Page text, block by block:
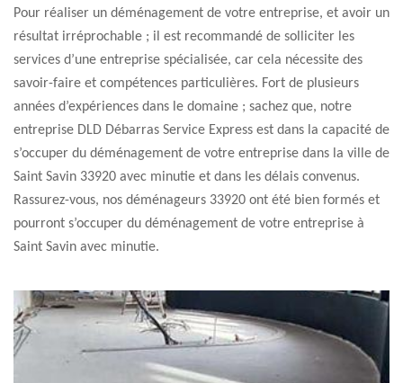
Pour réaliser un déménagement de votre entreprise, et avoir un
résultat irréprochable ; il est recommandé de solliciter les
services d’une entreprise spécialisée, car cela nécessite des
savoir-faire et compétences particulières. Fort de plusieurs
années d’expériences dans le domaine ; sachez que, notre
entreprise DLD Débarras Service Express est dans la capacité de
s’occuper du déménagement de votre entreprise dans la ville de
Saint Savin 33920 avec minutie et dans les délais convenus.
Rassurez-vous, nos déménageurs 33920 ont été bien formés et
pourront s’occuper du déménagement de votre entreprise à
Saint Savin avec minutie.